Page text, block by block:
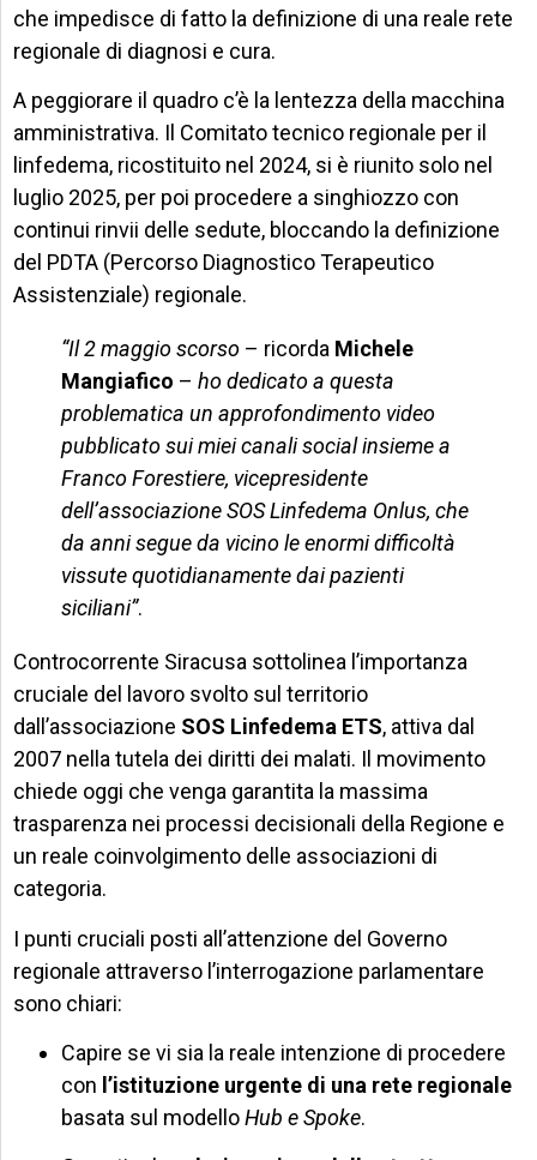
che impedisce di fatto la definizione di una reale rete
regionale di diagnosi e cura.
A peggiorare il quadro c’è la lentezza della macchina
amministrativa. Il Comitato tecnico regionale per il
linfedema, ricostituito nel 2024, si è riunito solo nel
luglio 2025, per poi procedere a singhiozzo con
continui rinvii delle sedute, bloccando la definizione
del PDTA (Percorso Diagnostico Terapeutico
Assistenziale) regionale.
“Il 2 maggio scorso – ricorda Michele
Mangiafico – ho dedicato a questa
problematica un approfondimento video
pubblicato sui miei canali social insieme a
Franco Forestiere, vicepresidente
dell’associazione SOS Linfedema Onlus, che
da anni segue da vicino le enormi difficoltà
vissute quotidianamente dai pazienti
siciliani”.
Controcorrente Siracusa sottolinea l’importanza
cruciale del lavoro svolto sul territorio
dall’associazione SOS Linfedema ETS, attiva dal
2007 nella tutela dei diritti dei malati. Il movimento
chiede oggi che venga garantita la massima
trasparenza nei processi decisionali della Regione e
un reale coinvolgimento delle associazioni di
categoria.
I punti cruciali posti all’attenzione del Governo
regionale attraverso l’interrogazione parlamentare
sono chiari:
Capire se vi sia la reale intenzione di procedere
con l’istituzione urgente di una rete regionale
basata sul modelloHub e Spoke.